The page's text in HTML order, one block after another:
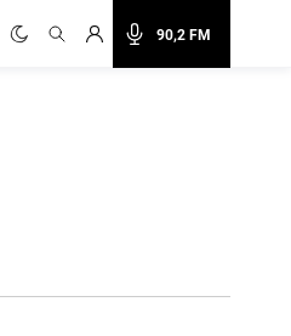
90,2 FM